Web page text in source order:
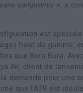
compromis », a
est
haut de gamme,
que Bora Bora.
Air, client de
demande pour une
que l’ATR est